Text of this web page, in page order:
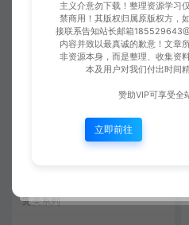
爱游网单 180
完美系列
主义介意勿下载！整理资源学习
禁商用！其版权归属原版权方，
接联系告知站长邮箱
内容并致以最真诚的歉意！文章
非资源本身，而是整理、收集资
本及用户对我们付出时间
赞助VIP可享受全
立即前往